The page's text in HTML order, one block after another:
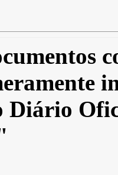
Diário